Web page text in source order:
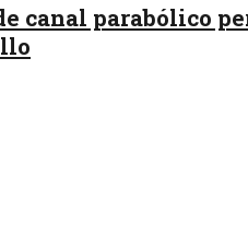
canal parabólico